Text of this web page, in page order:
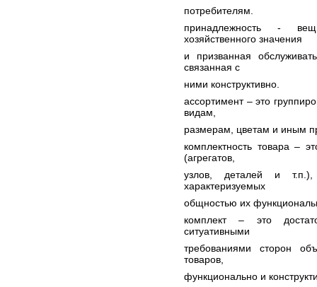
потребителям.
принадлежность -
хозяйственного значения
и призванная
связанная с
ними конструктивно.
ассортимент – это
видам,
размерам, цветам и иным
комплектность товара –
(агрегатов,
узлов, деталей и
характеризуемых
общностью их
комплект – это
ситуативными
требованиями сторон
товаров,
функционально и